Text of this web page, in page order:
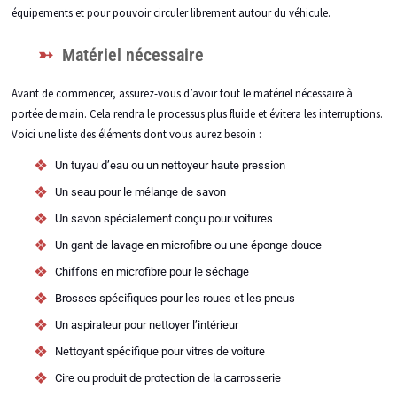
équipements et pour pouvoir circuler librement autour du véhicule.
Matériel nécessaire
Avant de commencer, assurez-vous d’avoir tout le matériel nécessaire à
portée de main. Cela rendra le processus plus fluide et évitera les interruptions.
Voici une liste des éléments dont vous aurez besoin :
Un tuyau d’eau ou un nettoyeur haute pression
Un seau pour le mélange de savon
Un savon spécialement conçu pour voitures
Un gant de lavage en microfibre ou une éponge douce
Chiffons en microfibre pour le séchage
Brosses spécifiques pour les roues et les pneus
Un aspirateur pour nettoyer l’intérieur
Nettoyant spécifique pour vitres de voiture
Cire ou produit de protection de la carrosserie